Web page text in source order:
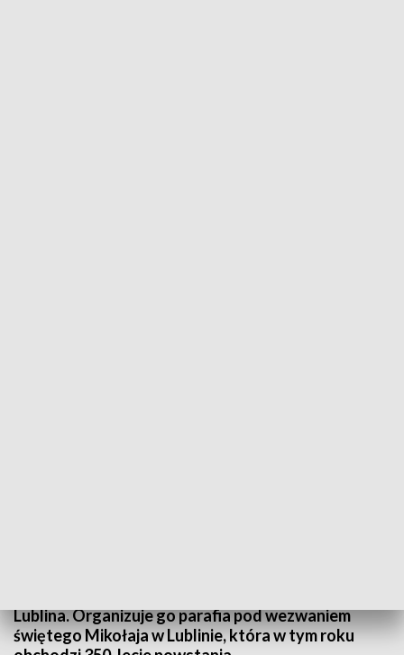
Lublina. Organizuje go parafia pod wezwaniem
świętego Mikołaja w Lublinie, która w tym roku